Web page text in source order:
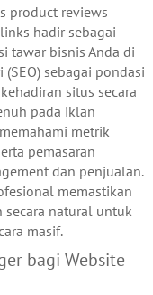
product reviews
hadir sebagai
tawar bisnis Anda di
sebagai pondasi
situs secara
pada iklan
metrik
pemasaran
dan penjualan.
memastikan
natural untuk
masif.
bagi Website